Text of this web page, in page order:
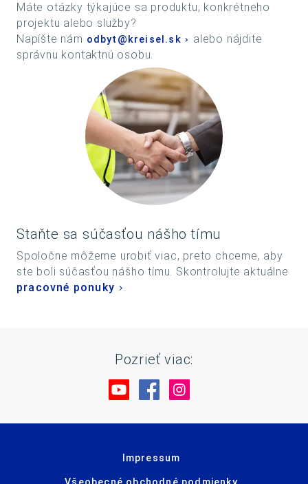
Máte otázky týkajúce sa produktu, konkrétneho
projektu alebo služby?
Napíšte nám odbyt@kreisel.sk
alebo nájdite
správnu kontaktnú osobu.
Staňte sa súčasťou nášho tímu
Spoločne môžeme urobiť viac, preto chceme, aby
ste boli súčasťou nášho tímu. Skontrolujte aktuálne
pracovné ponuky
.
Pozrieť viac:
Navštívte nás na YouTube
Navštívte nás na
Impressum